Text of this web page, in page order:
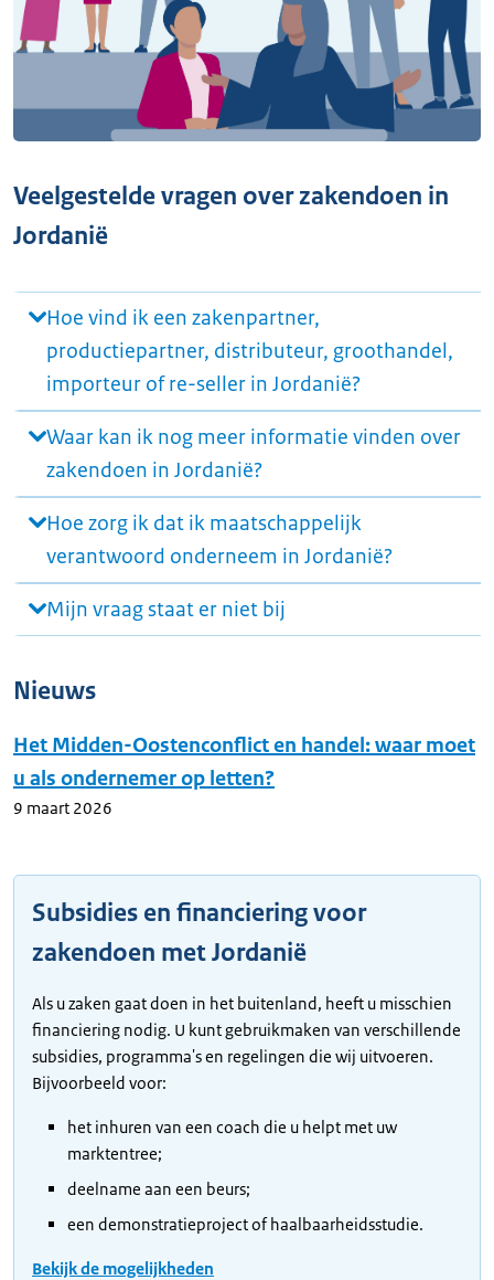
Veelgestelde vragen over zakendoen in
Jordanië
Hoe vind ik een zakenpartner,
productiepartner, distributeur, groothandel,
importeur of re-seller in Jordanië?
Waar kan ik nog meer informatie vinden over
zakendoen in Jordanië?
Hoe zorg ik dat ik maatschappelijk
verantwoord onderneem in Jordanië?
Mijn vraag staat er niet bij
Nieuws
Het Midden-Oostenconflict en handel: waar moet
u als ondernemer op letten?
9 maart 2026
Subsidies en financiering voor
zakendoen met Jordanië
Als u zaken gaat doen in het buitenland, heeft u misschien
financiering nodig. U kunt gebruikmaken van verschillende
subsidies, programma's en regelingen die wij uitvoeren.
Bijvoorbeeld voor:
het inhuren van een coach die u helpt met uw
marktentree;
deelname aan een beurs;
een demonstratieproject of haalbaarheidsstudie.
Bekijk de mogelijkheden